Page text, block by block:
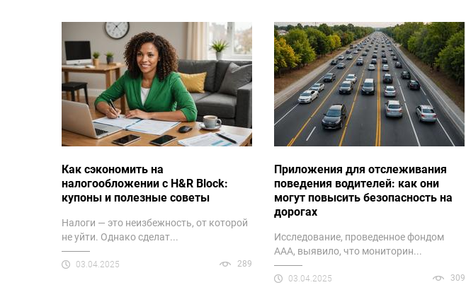
Как сэкономить на
налогообложении с H&R Block:
купоны и полезные советы
Налоги — это неизбежность, от которой
не уйти. Однако сделат...
03.04.2025 289
Приложения для отслеживания
поведения водителей: как они
могут повысить безопасность на
дорогах
Исследование, проведенное фондом
AAA, выявило, что мониторин...
03.04.2025 309